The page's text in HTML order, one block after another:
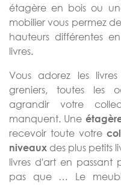
étagère en bois ou
mobilier vous permez
hauteurs différentes
livres.
Vous adorez les
greniers, toutes les
agrandir votre
manquent. Une
recevoir toute votre
niveaux des plus petits
livres d'art en passant
pas que … Le